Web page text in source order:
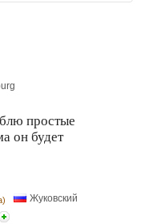
простые
он будет
Жуковский